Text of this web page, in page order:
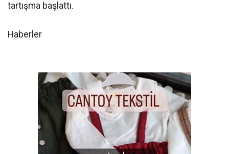
tartışma başlattı.
Haberler